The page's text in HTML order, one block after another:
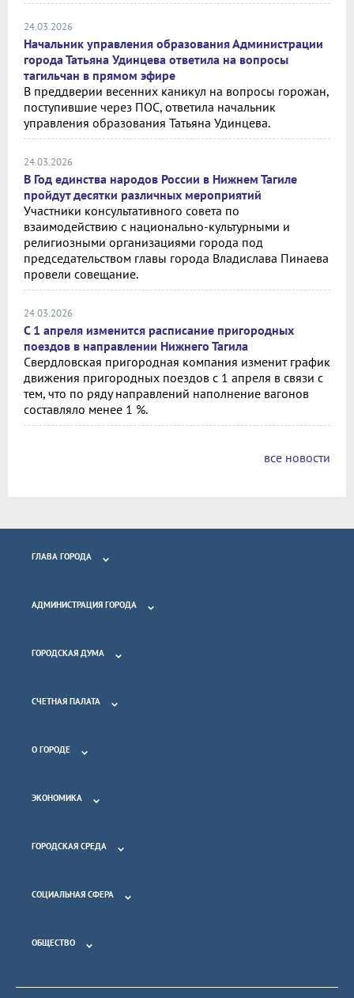
24.03.2026
Начальник управления образования Администрации
города Татьяна Удинцева ответила на вопросы
тагильчан в прямом эфире
В преддверии весенних каникул на вопросы горожан,
поступившие через ПОС, ответила начальник
управления образования Татьяна Удинцева.
24.03.2026
В Год единства народов России в Нижнем Тагиле
пройдут десятки различных мероприятий
Участники консультативного совета по
взаимодействию с национально-культурными и
религиозными организациями города под
председательством главы города Владислава Пинаева
провели совещание.
24.03.2026
С 1 апреля изменится расписание пригородных
поездов в направлении Нижнего Тагила
Свердловская пригородная компания изменит график
движения пригородных поездов с 1 апреля в связи с
тем, что по ряду направлений наполнение вагонов
составляло менее 1 %.
все новости
ГЛАВА ГОРОДА
АДМИНИСТРАЦИЯ ГОРОДА
ГОРОДСКАЯ ДУМА
СЧЕТНАЯ ПАЛАТА
О ГОРОДЕ
ЭКОНОМИКА
ГОРОДСКАЯ СРЕДА
СОЦИАЛЬНАЯ СФЕРА
ОБЩЕСТВО